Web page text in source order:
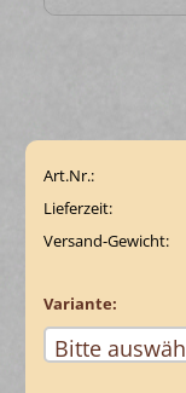
Art.Nr.:
Lieferzeit:
Versand-Gewicht:
Variante: